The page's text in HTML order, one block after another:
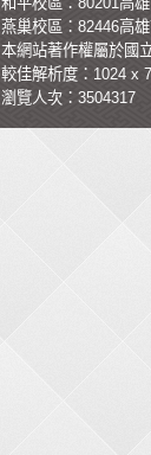
燕巢校區：82446高
本網站著作權屬於國
較佳解析度：1024 x
瀏覽人次：3504317